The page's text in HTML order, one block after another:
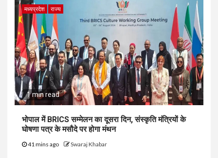
मध्यप्रदेश राज्य
1 min read
भोपाल में BRICS सम्मेलन का दूसरा दिन, संस्कृति मंत्रियों के
घोषणा पत्र के मसौदे पर होगा मंथन
41 mins ago Swaraj Khabar